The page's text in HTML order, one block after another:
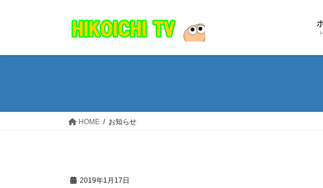
HOME お知らせ
2019年1月17日